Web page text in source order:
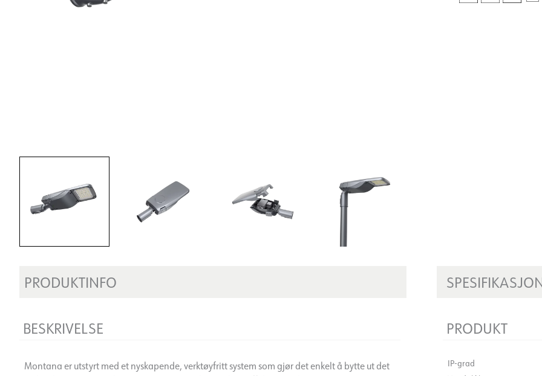
PRODUKTINFO
BESKRIVELSE
Montana er utstyrt med et nyskapende, verktøyfritt system som gjør det enkelt å bytte ut det
PRODUKT
IP-grad